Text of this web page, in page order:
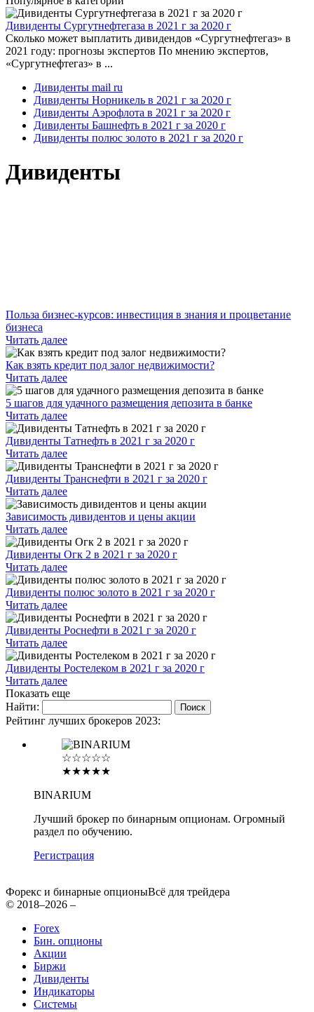
Дивиденты Сургутнефтегаза в 2021 г за 2020 г
Сколько может выплатить дивидендов «Сургутнефтегаз» в
2021 году: прогнозы экспертов По мнению экспертов,
«Сургутнефтегаз» в ...
Дивиденты mail ru
Дивиденты Норникель в 2021 г за 2020 г
Дивиденты Аэрофлота в 2021 г за 2020 г
Дивиденты Башнефть в 2021 г за 2020 г
Дивиденты полюс золото в 2021 г за 2020 г
Дивиденты
Польза бизнес-курсов: инвестиция в знания и процветание
бизнеса
Читать далее
Как взять кредит под залог недвижимости?
Читать далее
5 шагов для удачного размещения депозита в банке
Читать далее
Дивиденты Татнефть в 2021 г за 2020 г
Читать далее
Дивиденты Транснефти в 2021 г за 2020 г
Читать далее
Зависимость дивидентов и цены акции
Читать далее
Дивиденты Огк 2 в 2021 г за 2020 г
Читать далее
Дивиденты полюс золото в 2021 г за 2020 г
Читать далее
Дивиденты Роснефти в 2021 г за 2020 г
Читать далее
Дивиденты Ростелеком в 2021 г за 2020 г
Читать далее
Показать еще
Найти:
Рейтинг лучших брокеров 2023:
☆☆☆☆☆
★★★★★
BINARIUM
Лучший брокер по бинарным опционам. Огромный
раздел по обучению.
Регистрация
Форекс и бинарные опционыВсё для трейдера
© 2018–2026 –
Forex
Бин. опционы
Акции
Биржи
Дивиденты
Индикаторы
Системы